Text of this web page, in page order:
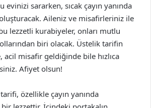
sararken, sıcak çayın yanında
Aileniz ve misafirleriniz ile
lezzetli kurabiyeler, onları mutlu
biri olacak. Üstelik tarifin
misafir geldiğinde bile hızlıca
Afiyet olsun!
özellikle çayın yanında